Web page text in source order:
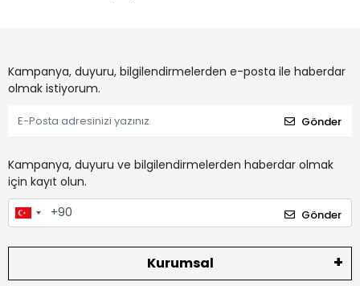
Kampanya, duyuru, bilgilendirmelerden e-posta ile haberdar
olmak istiyorum.
Gönder
Kampanya, duyuru ve bilgilendirmelerden haberdar olmak
için kayıt olun.
Gönder
Kurumsal